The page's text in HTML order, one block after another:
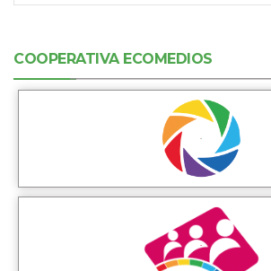
COOPERATIVA ECOMEDIOS